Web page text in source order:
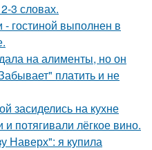
3 словах.
гостиной выполнен в
на алименты, но он
платить и не
засиделись на кухне
потягивали лёгкое вино.
Наверх": я купила